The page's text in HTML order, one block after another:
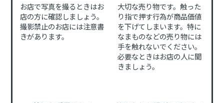
お店で写真を撮るときはお
店の方に確認しましょう。
撮影禁止のお店には注意書
きがあります。
大切な売り物です。触った
り指で押す行為が商品価値
を下げてしまいます。特に
なまものなどの売り物には
手を触れないでください。
必要なときはお店の人に聞
きましょう。